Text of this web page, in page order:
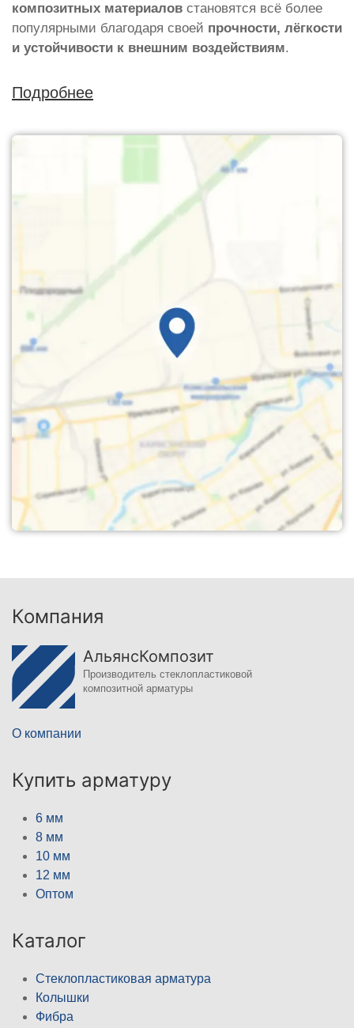
композитных материалов становятся всё более
популярными благодаря своей прочности, лёгкости
и устойчивости к внешним воздействиям.
Подробнее
Компания
АльянсКомпозит
Производитель стеклопластиковой
композитной арматуры
О компании
Купить арматуру
6 мм
8 мм
10 мм
12 мм
Оптом
Каталог
Стеклопластиковая арматура
Колышки
Фибра